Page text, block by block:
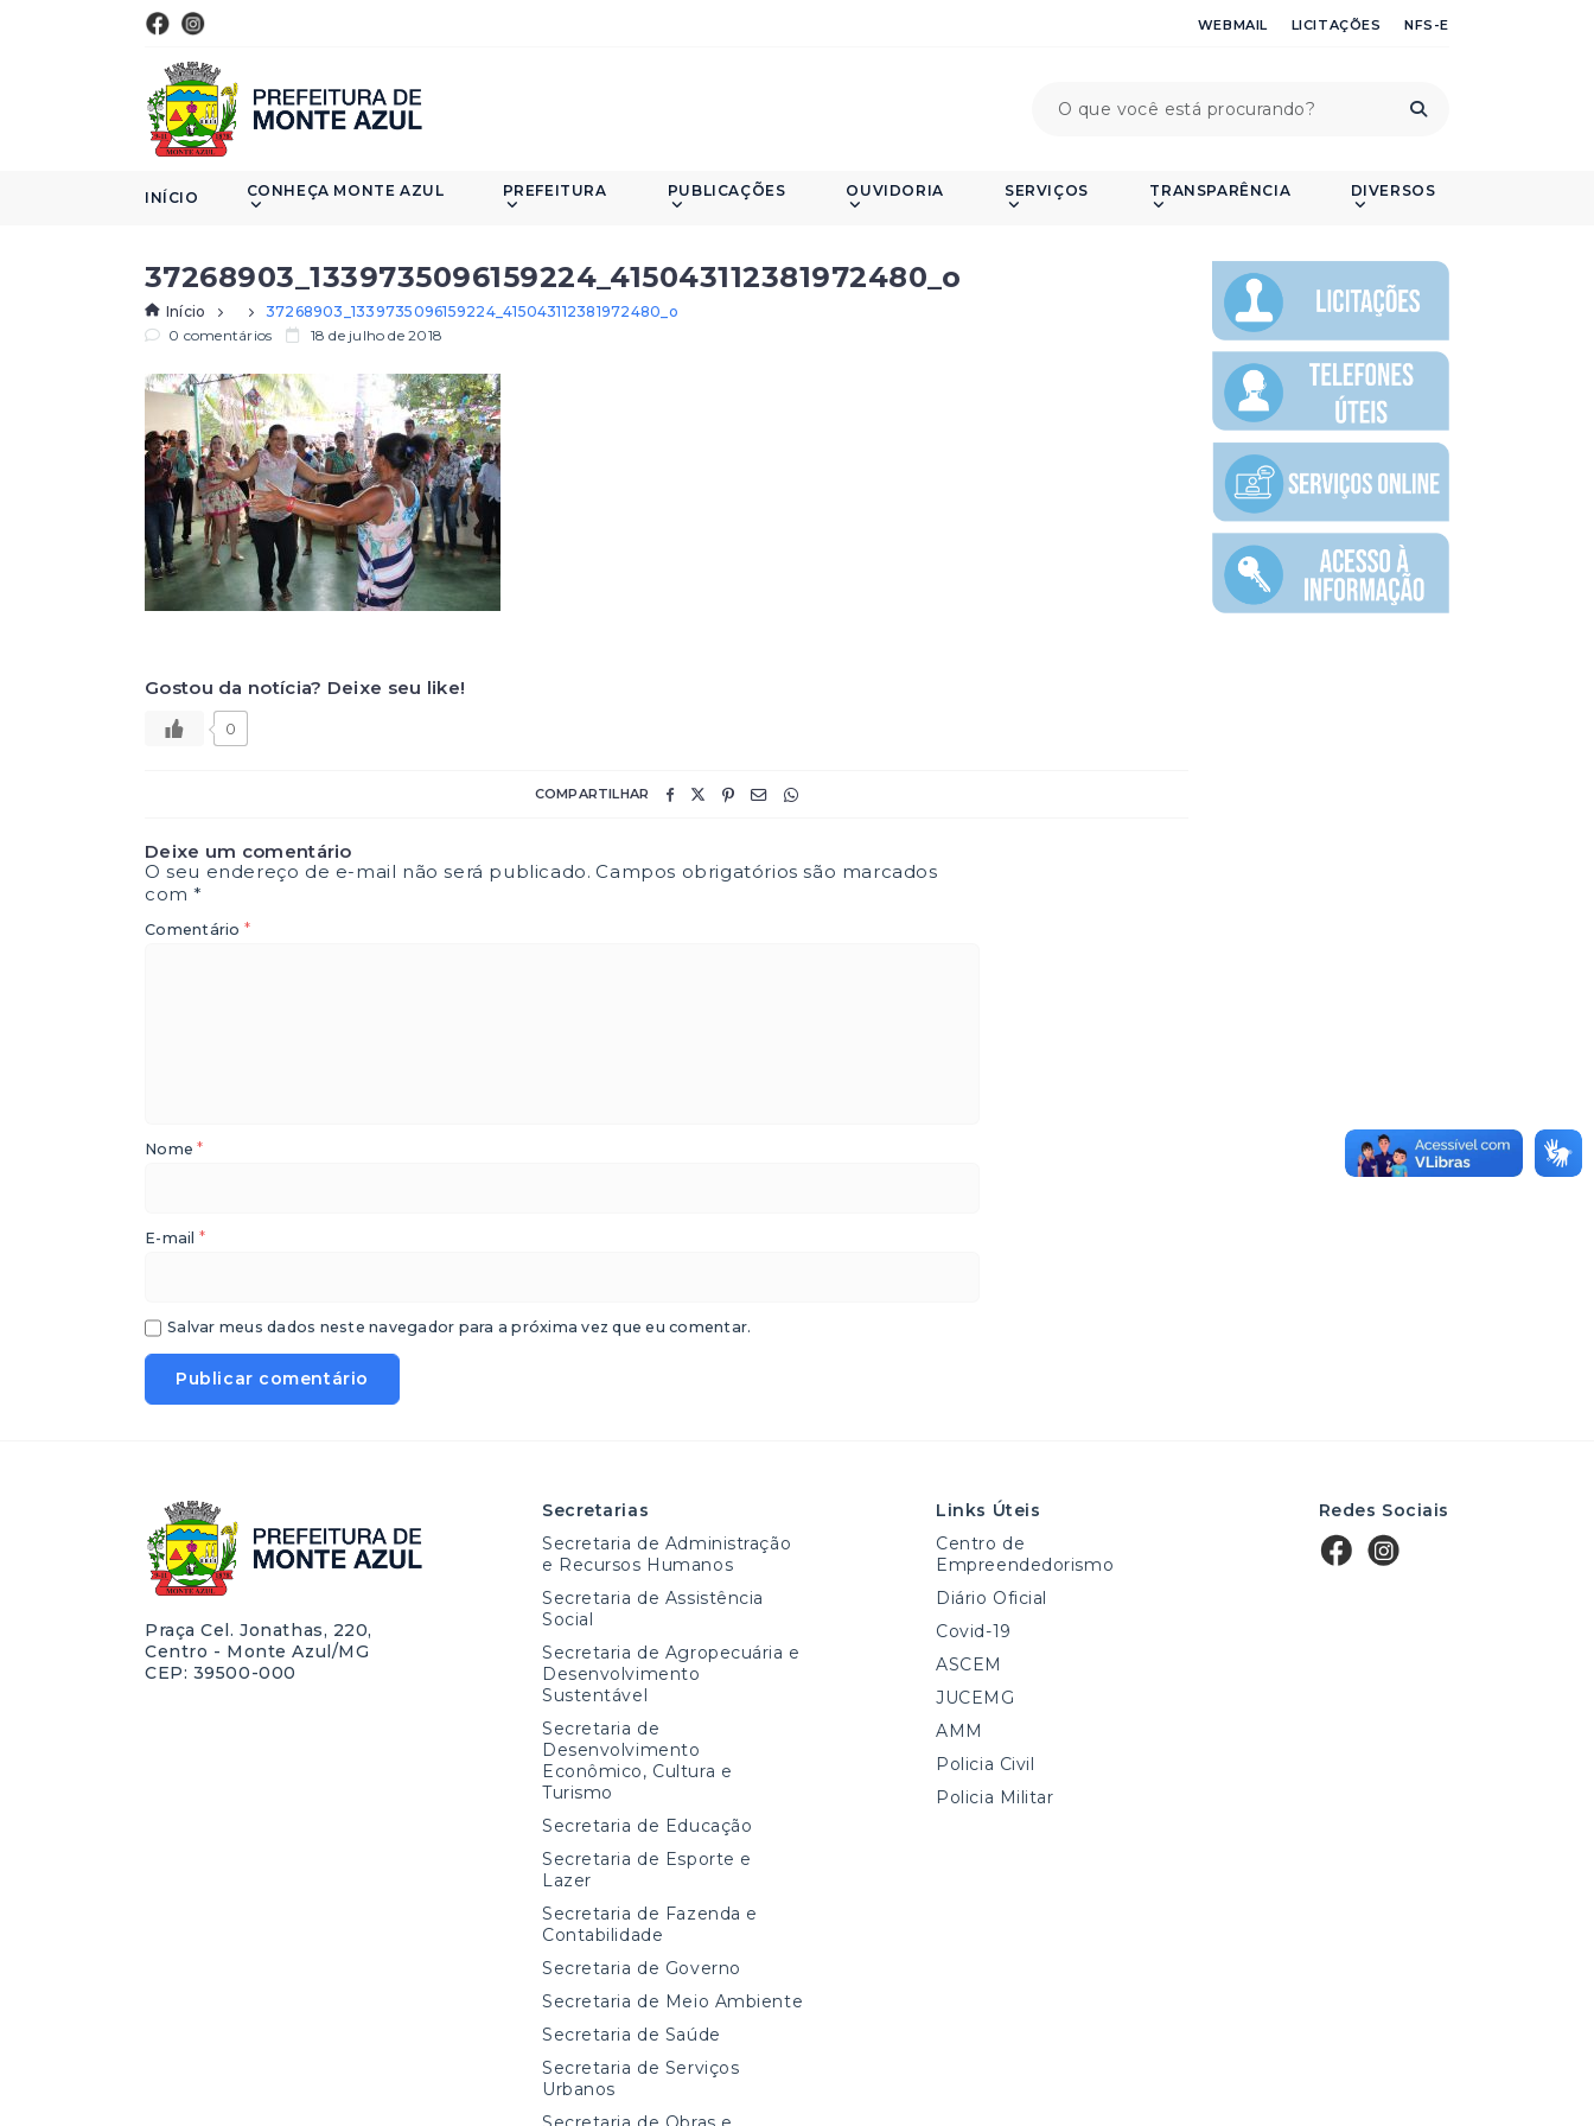
WEBMAIL LICITAÇÕES NFS-E
INÍCIO CONHEÇA MONTE AZUL PREFEITURA PUBLICAÇÕES OUVIDORIA SERVIÇOS TRANSPARÊNCIA DIVERSOS
37268903_1339735096159224_415043112381972480_o
Início
37268903_1339735096159224_415043112381972480_o
0 comentários
18 de julho de 2018
Gostou da notícia? Deixe seu like!
0
COMPARTILHAR
Deixe um comentário
O seu endereço de e-mail não será publicado. Campos obrigatórios são marcados
com*
Comentário *
Nome*
E-mail *
Salvar meus dados neste navegador para a próxima vez que eu comentar.
Praça Cel. Jonathas, 220,
Centro - Monte Azul/MG
CEP: 39500-000
Secretarias
Secretaria de Administração
e Recursos Humanos
Secretaria de Assistência
Social
Secretaria de Agropecuária e
Desenvolvimento
Sustentável
Secretaria de
Desenvolvimento
Econômico, Cultura e
Turismo
Secretaria de Educação
Secretaria de Esporte e
Lazer
Secretaria de Fazenda e
Contabilidade
Secretaria de Governo
Secretaria de Meio Ambiente
Secretaria de Saúde
Secretaria de Serviços
Urbanos
Links Úteis
Centro de
Empreendedorismo
Diário Oficial
Covid-19
ASCEM
JUCEMG
AMM
Policia Civil
Policia Militar
Redes Sociais